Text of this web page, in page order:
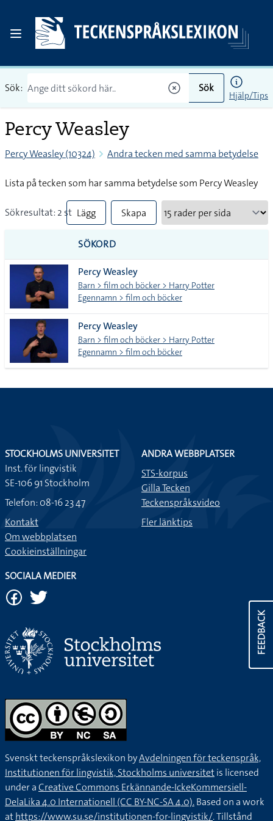
Sök: Sök
Hjälp/Tips
Percy Weasley
Percy Weasley (10324) Andra tecken med samma betydelse
Lista på tecken som har samma betydelse som Percy Weasley
Sökresultat: 2 st Lägg
till
alla i
lista
Skapa
SÖKORD
Percy Weasley
Barn > film och böcker > Harry Potter
Egennamn > film och böcker
Percy Weasley
Barn > film och böcker > Harry Potter
Egennamn > film och böcker
FEEDBACK
STOCKHOLMS UNIVERSITET
Inst. för lingvistik
SE-106 91 Stockholm
Telefon: 08-16 23 47
Kontakt
Om webbplatsen
Cookieinställningar
ANDRA WEBBPLATSER
STS-korpus
Gilla Tecken
Teckenspråksvideo
Fler länktips
SOCIALA MEDIER
Svenskt teckenspråkslexikon byAvdelningen för teckenspråk,
Institutionen för lingvistik, Stockholms universitetis licensed
under aCreative Commons Erkännande-IckeKommersiell-
DelaLika 4.0 Internationell (CC BY-NC-SA 4.0).Based on a work
athttps://www.su.se/institutionen-for-lingvistik/. Tillstånd